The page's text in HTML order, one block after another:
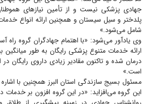
جهادی پزشکی نیست و از تأمین نیاز‌های
پلدختر و سیل سیستان و همچنین ارائه انواع
شامل می‌شود.»
وی یادآور می‌شود: «با اهتمام جهادگران گروه راه
درمان شده و تاکنون مقادیر زیادی داروی رایگان در
است.»
مسئول بسیج سازندگی استان البرز همچنین با
این گروه می‌افزاید: «در این گروه افزون بر خدمات